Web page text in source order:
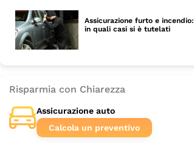
Assicurazione furto e incendio:
in quali casi si è tutelati
Risparmia con Chiarezza
Assicurazione auto
Calcola un preventivo